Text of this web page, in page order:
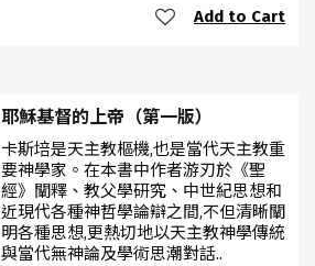
Add to Cart
耶穌基督的上帝（第一版）
卡斯培是天主教樞機,也是當代天主教重
要神學家。在本書中作者游刃於《聖
經》闡釋、教父學研究、中世紀思想和
近現代各種神哲學論辯之間,不但清晰闡
明各種思想,更熱切地以天主教神學傳統
與當代無神論及學術思潮對話..